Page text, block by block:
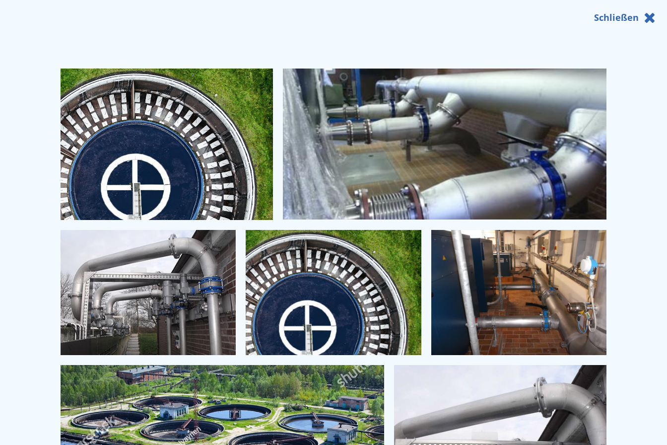
Schließen